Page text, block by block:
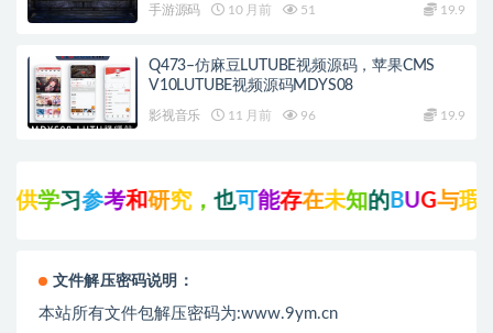
手游源码 10 月前 51 19.9
Q473–仿麻豆LUTUBE视频源码，苹果CMS
V10LUTUBE视频源码MDYS08
影视音乐 11 月前 96 19.9
学习参考和研究， 也可能存在未知的BUG与瑕疵
文件解压密码说明：
本站所有文件包解压密码为:www.9ym.cn